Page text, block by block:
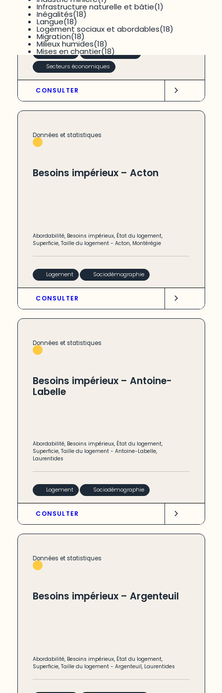
Accès aux aliments ,
Transformation-
Économie
Environnement
Secteurs économiques
CONSULTER
Données et statistiques
Besoins impérieux – Acton
Abordabilité, Besoins impérieux, État du logement,
Superficie,Taille du logement -Acton, Montérégie
Logement Sociodémographie
CONSULTER
Données et statistiques
Besoins impérieux – Antoine-
Labelle
Abordabilité, Besoins impérieux, État du logement,
Superficie,Taille du logement -Antoine-Labelle,
Laurentides
Logement Sociodémographie
CONSULTER
Données et statistiques
Besoins impérieux – Argenteuil
Abordabilité, Besoins impérieux, État du logement,
Superficie,Taille du logement -Argenteuil, Laurentides
Infrastructure naturelle et bâtie(1)
Inégalités(18)
Langue(18)
Logement sociaux et abordables(18)
Migration(18)
Milieux humides(18)
Mises en chantier(18)